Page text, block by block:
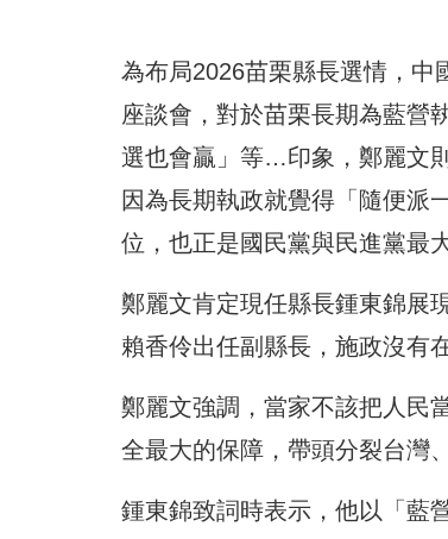
為布局2026苗栗縣長選情，中
座談會，對於苗栗長期為藍營
選也會贏」等…印象，鄭麗文
因為長期執政就覺得「隨便派
位，也正是國民黨與民進黨最
鄭麗文肯定現任縣長鍾東錦展
賴香伶出任副縣長，施政沒有
鄭麗文強調，當家不該把人民
全最大的保障，帶頭分裂台灣
鍾東錦致詞時表示，他以「藍